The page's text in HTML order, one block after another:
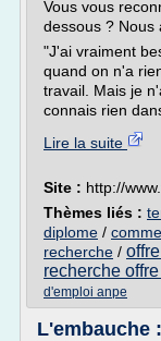
Vous vous
dessous ? Nous
"J'ai vraiment
quand on n'a
travail. Mais je
connais rien
Lire la suite
Site : http://
Thèmes liés :
diplome /
recherche /
recherche
d'emploi anpe
L'embauche